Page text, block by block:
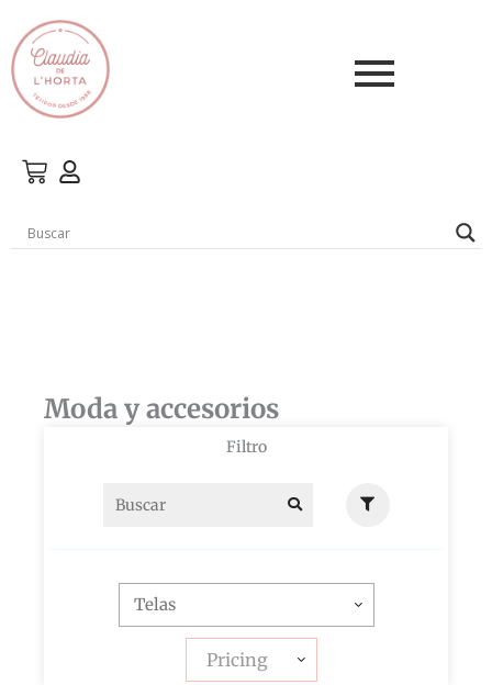
contenido
Moda y accesorios
Filtro
Pricing